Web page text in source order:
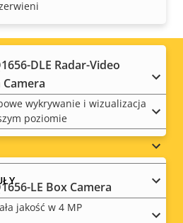
DLE Radar-Video
wykrywanie i wizualizacja
poziomie
LE Box Camera
jakość w 4 MP